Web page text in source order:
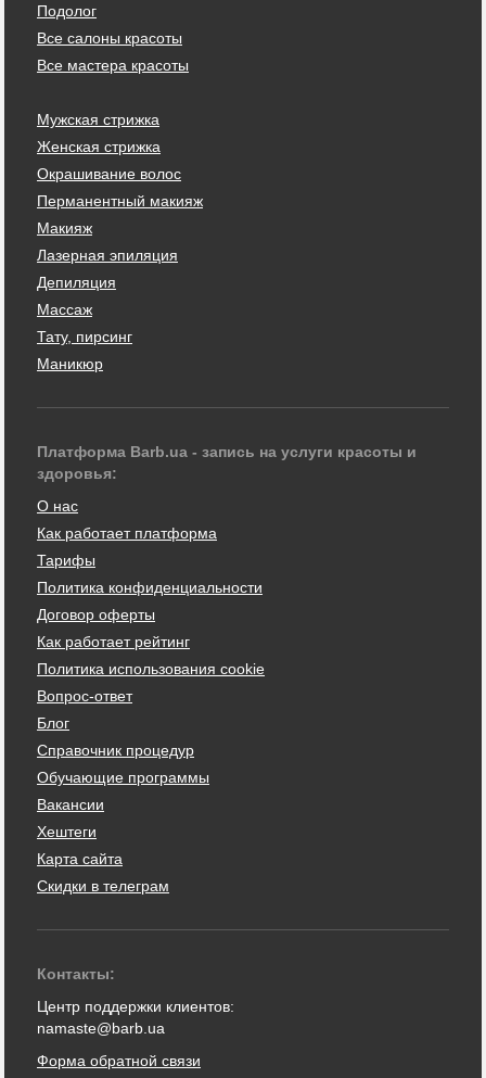
Подолог
Все салоны красоты
Все мастера красоты
Мужская стрижка
Женская стрижка
Окрашивание волос
Перманентный макияж
Макияж
Лазерная эпиляция
Депиляция
Массаж
Тату, пирсинг
Маникюр
Платформа Barb.ua - запись на услуги красоты и
здоровья:
О нас
Как работает платформа
Тарифы
Политика конфиденциальности
Договор оферты
Как работает рейтинг
Политика использования cookie
Вопрос-ответ
Блог
Справочник процедур
Обучающие программы
Вакансии
Хештеги
Карта сайта
Скидки в телеграм
Контакты:
Центр поддержки клиентов:
namaste@barb.ua
Форма обратной связи